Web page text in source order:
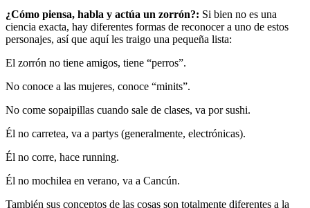
¿Cómo piensa, habla y actúa un zorrón?: Si bien no es una
ciencia exacta, hay diferentes formas de reconocer a uno de estos
personajes, así que aquí les traigo una pequeña lista:
El zorrón no tiene amigos, tiene “perros”.
No conoce a las mujeres, conoce “minits”.
No come sopaipillas cuando sale de clases, va por sushi.
Él no carretea, va a partys (generalmente, electrónicas).
Él no corre, hace running.
Él no mochilea en verano, va a Cancún.
También sus conceptos de las cosas son totalmente diferentes a la